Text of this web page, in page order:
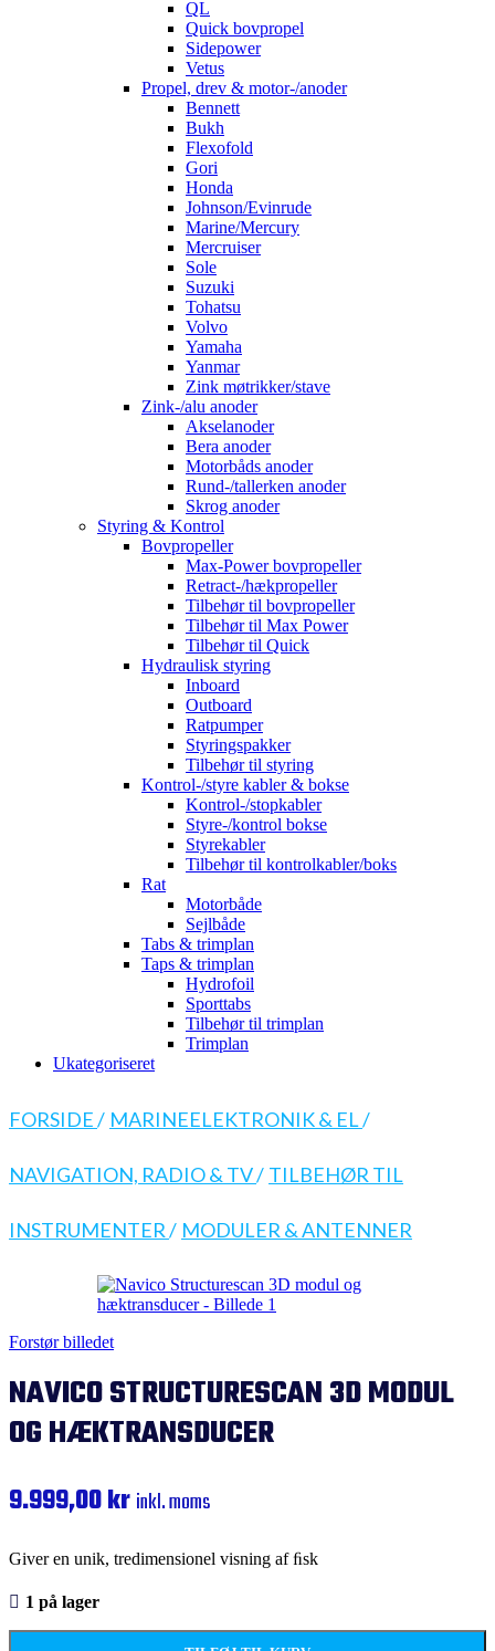
QL
Quick bovpropel
Sidepower
Vetus
Propel, drev & motor-/anoder
Bennett
Bukh
Flexofold
Gori
Honda
Johnson/Evinrude
Marine/Mercury
Mercruiser
Sole
Suzuki
Tohatsu
Volvo
Yamaha
Yanmar
Zink møtrikker/stave
Zink-/alu anoder
Akselanoder
Bera anoder
Motorbåds anoder
Rund-/tallerken anoder
Skrog anoder
Styring & Kontrol
Bovpropeller
Max-Power bovpropeller
Retract-/hækpropeller
Tilbehør til bovpropeller
Tilbehør til Max Power
Tilbehør til Quick
Hydraulisk styring
Inboard
Outboard
Ratpumper
Styringspakker
Tilbehør til styring
Kontrol-/styre kabler & bokse
Kontrol-/stopkabler
Styre-/kontrol bokse
Styrekabler
Tilbehør til kontrolkabler/boks
Rat
Motorbåde
Sejlbåde
Tabs & trimplan
Taps & trimplan
Hydrofoil
Sporttabs
Tilbehør til trimplan
Trimplan
Ukategoriseret
FORSIDE/ MARINEELEKTRONIK & EL/
NAVIGATION, RADIO & TV/ TILBEHØR TIL
INSTRUMENTER/ MODULER & ANTENNER
Forstør billedet
NAVICO STRUCTURESCAN 3D MODUL
OG HÆKTRANSDUCER
9.999,00kr inkl. moms
Giver en unik, tredimensionel visning af ﬁsk
1 på lager